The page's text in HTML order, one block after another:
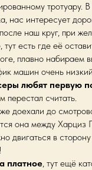
тротуару. В
нас интересует
после наш круг, при
есть где её
плавно набираем
машин очень
любят первую
перестал считать.
доехали до
она между Харциз
двигаться в
платное, тут ещё